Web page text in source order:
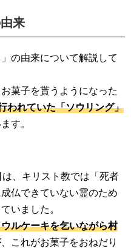
来
の由来について解説して
菓子を貰うようになった
われていた「ソウリング」
す。
、キリスト教では「死者
仏できていない霊のため
いました。
ルケーキを乞いながら村
これがお菓子をおねだり